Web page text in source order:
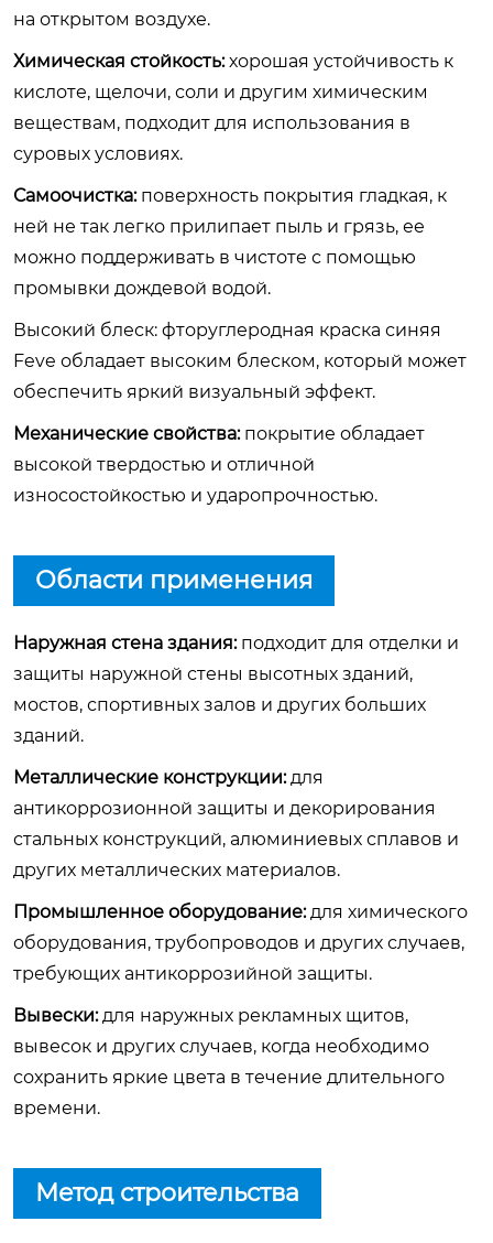
на открытом воздухе.
Химическая стойкость:хорошая устойчивость к
кислоте, щелочи, соли и другим химическим
веществам, подходит для использования в
суровых условиях.
Самоочистка:поверхность покрытия гладкая, к
ней не так легко прилипает пыль и грязь, ее
можно поддерживать в чистоте с помощью
промывки дождевой водой.
Высокий блеск: фторуглеродная краска синяя
Feve обладает высоким блеском, который может
обеспечить яркий визуальный эффект.
Механические свойства:покрытие обладает
высокой твердостью и отличной
износостойкостью и ударопрочностью.
Области применения
Наружная стена здания:подходит для отделки и
защиты наружной стены высотных зданий,
мостов, спортивных залов и других больших
зданий.
Металлические конструкции:для
антикоррозионной защиты и декорирования
стальных конструкций, алюминиевых сплавов и
других металлических материалов.
Промышленное оборудование:для химического
оборудования, трубопроводов и других случаев,
требующих антикоррозийной защиты.
Вывески:для наружных рекламных щитов,
вывесок и других случаев, когда необходимо
сохранить яркие цвета в течение длительного
времени.
Метод строительства